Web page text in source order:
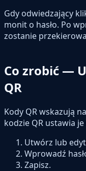
Gdy odwiedzający
monit o hasło. Po
zostanie
Co zrobić —
QR
Kody QR wskazują
kodzie QR ustawia
Utwórz lub
Wprowadź
Zapisz.